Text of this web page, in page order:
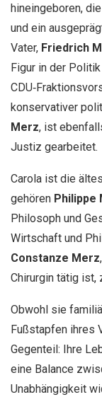
hineingeboren,
und ein
Vater, Friedrich
Figur in der
konservativer
Merz, ist
Justiz gearbeitet.
Carola ist die
gehören Philippe
Philosoph und
Wirtschaft und
Constanze Merz
Chirurgin tätig ist,
Obwohl sie
Fußstapfen ihres
Gegenteil: Ihre
eine Balance
Unabhängigkeit